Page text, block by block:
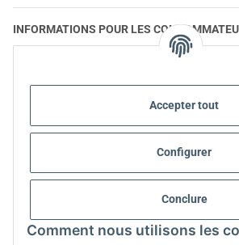
Accepter tout
Configurer
Conclure
Comment nous utilisons les
INFORMATIONS POUR LES
INFORMATIONS SUR LES PRODUITS STEVIA